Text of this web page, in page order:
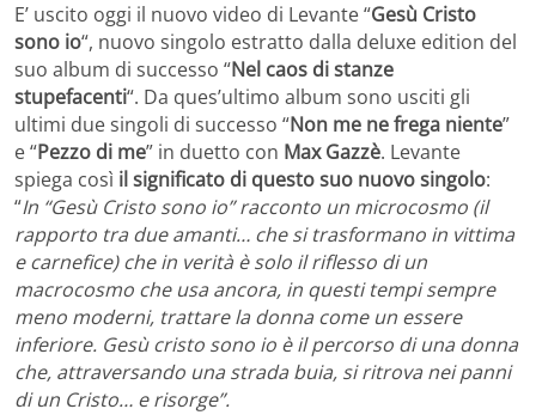
E’ uscito oggi il nuovo video di Levante “Gesù Cristo
sono io“, nuovo singolo estratto dalla deluxe edition del
suo album di successo “Nel caos di stanze
stupefacenti“. Da ques’ultimo album sono usciti gli
ultimi due singoli di successo “Non me ne frega niente”
e “Pezzo di me” in duetto con Max Gazzè. Levante
spiega così il significato di questo suo nuovo singolo:
“In “Gesù Cristo sono io” racconto un microcosmo (il
rapporto tra due amanti… che si trasformano in vittima
e carnefice) che in verità è solo il riflesso di un
macrocosmo che usa ancora, in questi tempi sempre
meno moderni, trattare la donna come un essere
inferiore. Gesù cristo sono io è il percorso di una donna
che, attraversando una strada buia, si ritrova nei panni
di un Cristo… e risorge”.